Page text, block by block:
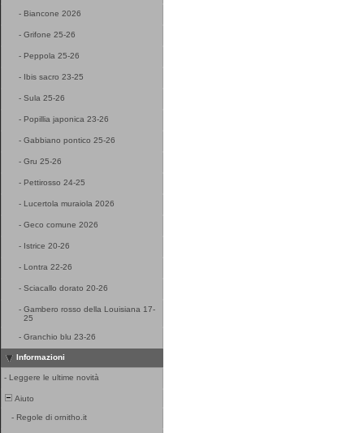
- Biancone 2026
- Grifone 25-26
- Peppola 25-26
- Ibis sacro 23-25
- Sula 25-26
- Popillia japonica 23-26
- Gabbiano pontico 25-26
- Gru 25-26
- Pettirosso 24-25
- Lucertola muraiola 2026
- Geco comune 2026
- Istrice 20-26
- Lontra 22-26
- Sciacallo dorato 20-26
- Gambero rosso della Louisiana 17-
25
- Granchio blu 23-26
Informazioni
- Leggere le ultime novità
Aiuto
- Regole di ornitho.it